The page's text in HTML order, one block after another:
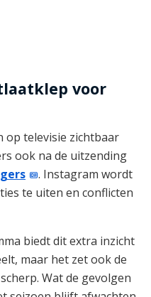
voor
op televisie zichtbaar
ook na de uitzending
. Instagram wordt
te uiten en conflicten
biedt dit extra inzicht
maar het zet ook de
Wat de gevolgen